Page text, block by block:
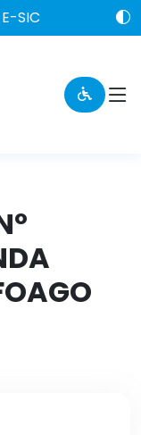
E-SIC